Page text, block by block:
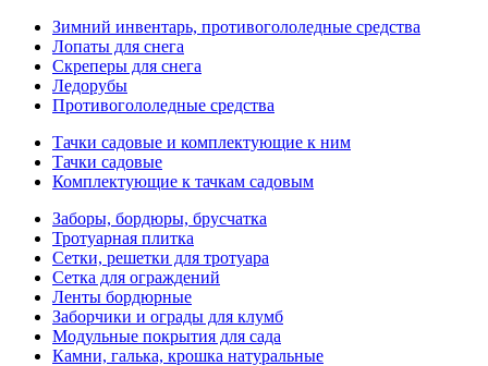
Зимний инвентарь, противогололедные средства
Лопаты для снега
Скреперы для снега
Ледорубы
Противогололедные средства
Тачки садовые и комплектующие к ним
Тачки садовые
Комплектующие к тачкам садовым
Заборы, бордюры, брусчатка
Тротуарная плитка
Сетки, решетки для тротуара
Сетка для ограждений
Ленты бордюрные
Заборчики и ограды для клумб
Модульные покрытия для сада
Камни, галька, крошка натуральные